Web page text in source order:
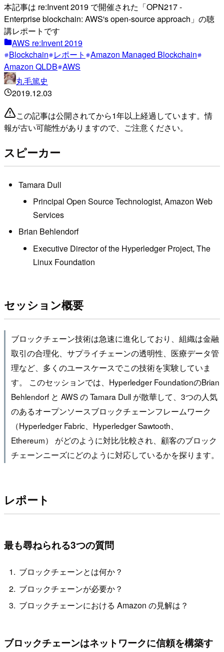
本記事は re:Invent 2019 で開催された「OPN217 -
Enterprise blockchain: AWS's open-source approach」の聴
講レポートです
AWS re:Invent 2019
Blockchain レポート
Amazon Managed Blockchain
Amazon QLDB AWS
丸毛篤史
2019.12.03
この記事は公開されてから1年以上経過しています。情
報が古い可能性がありますので、ご注意ください。
スピーカー
Tamara Dull
Principal Open Source Technologist, Amazon Web
Services
Brian Behlendorf
Executive Director of the Hyperledger Project, The
Linux Foundation
セッション概要
ブロックチェーン技術は急速に進化しており、組織は金融
取引の合理化、サプライチェーンの透明性、医療データ管
理など、多くのユースケースでこの技術を実験していま
す。 このセッションでは、Hyperledger FoundationのBrian
Behlendorf と AWS の Tamara Dull が散華して、3つの人気
のあるオープンソースブロックチェーンフレームワーク
（Hyperledger Fabric、Hyperledger Sawtooth、
Ethereum） がどのように対比/比較され、顧客のブロック
チェーンニーズにどのように対応しているかを探ります。
レポート
最も尋ねられる3つの質問
ブロックチェーンとは何か？
ブロックチェーンが必要か？
ブロックチェーンにおける Amazon の見解は？
ブロックチェーンはネットワークに信頼を構築す